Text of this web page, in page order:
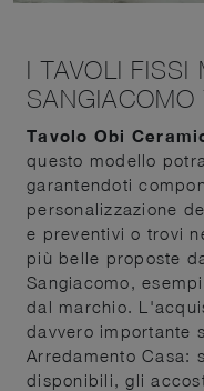
I TAVOLI FISSI
SANGIACOMO
Tavolo Obi
questo modello
garantendoti
personalizzazione
e preventivi o trovi
più belle proposte
Sangiacomo,
dal marchio.
davvero importante
Arredamento Casa:
disponibili, gli